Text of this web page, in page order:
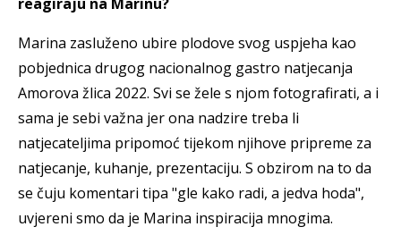
Marina zasluženo ubire plodove svog uspjeha kao
pobjednica drugog nacionalnog gastro natjecanja
Amorova žlica 2022. Svi se žele s njom fotografirati, a i
sama je sebi važna jer ona nadzire treba li
natjecateljima pripomoć tijekom njihove pripreme za
natjecanje, kuhanje, prezentaciju. S obzirom na to da
se čuju komentari tipa "gle kako radi, a jedva hoda",
uvjereni smo da je Marina inspiracija mnogima.